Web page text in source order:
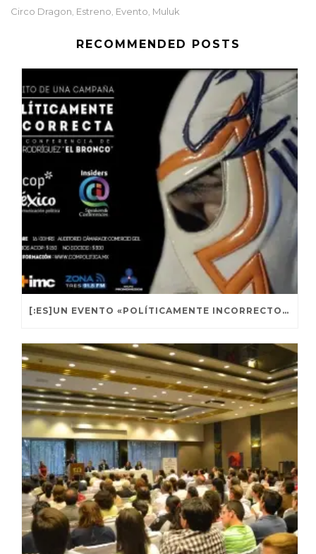
Circo Dragon, Estreno, Evento, Muluk
RECOMMENDED POSTS
[:ES]UN EVENTO «POLÍTICAMENTE INCORRECTO» CON EL BRONCO Y MEMO RENTERÍA[:]